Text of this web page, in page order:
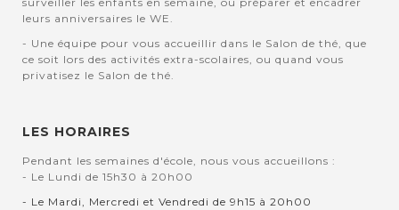
leurs anniversaires le WE.
- Une équipe pour vous accueillir dans le Salon de thé, que
ce soit lors des activités extra-scolaires, ou quand vous
privatisez le Salon de thé.
LES HORAIRES
Pendant les semaines d'école, nous vous accueillons :
- Le Lundi de 15h30 à 20h00
- Le Mardi, Mercredi et Vendredi de 9h15 à 20h00